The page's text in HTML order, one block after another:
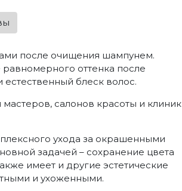
после очищения шампунем.
оттенка после
блеск волос.
салонов красоты и клиник
ухода за окрашенными
задачей – сохранение цвета
имеет и другие эстетические
и ухоженными.